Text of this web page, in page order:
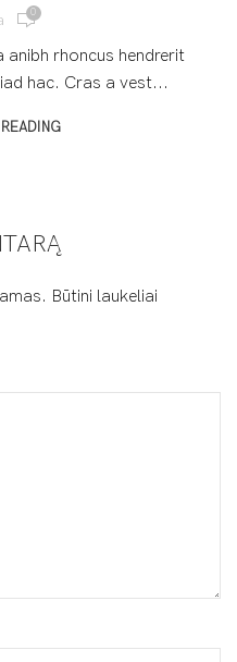
0
rhoncus hendrerit
hac. Cras a vest...
Būtini laukeliai